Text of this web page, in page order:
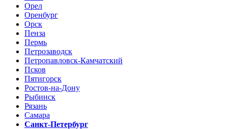
Орел
Оренбург
Орск
Пенза
Пермь
Петрозаводск
Петропавловск-Камчатский
Псков
Пятигорск
Ростов-на-Дону
Рыбинск
Рязань
Самара
Санкт-Петербург